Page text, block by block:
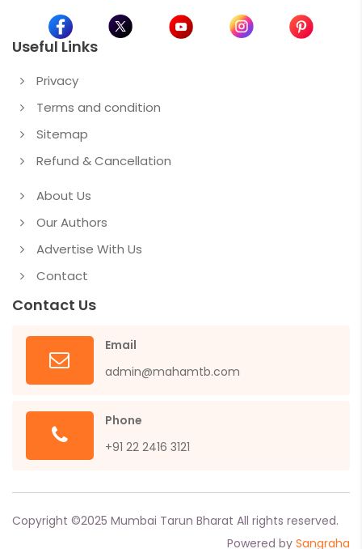
Useful Links
Privacy
Terms and condition
Sitemap
Refund & Cancellation
About Us
Our Authors
Advertise With Us
Contact
Contact Us
Email
admin@mahamtb.com
Phone
+91 22 2416 3121
Copyright ©2025 Mumbai Tarun Bharat All rights reserved.
Powered by Sangraha